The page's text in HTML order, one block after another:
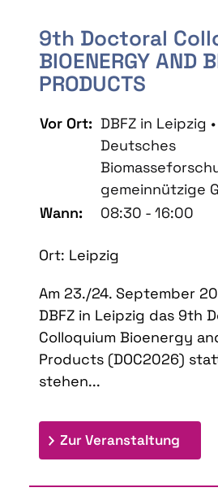
9th Doctoral
BIOENERGY AND
PRODUCTS
Vor Ort: DBFZ in Leipzig •
Deutsches
gemeinnützige
Wann:
08:30 - 16:00
Ort: Leipzig
Am 23./24. September
DBFZ in Leipzig das 9th
Colloquium Bioenergy
Products (DOC2026)
stehen...
Zur Veranstaltung